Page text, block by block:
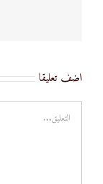
اضف تعليقا
تعليق